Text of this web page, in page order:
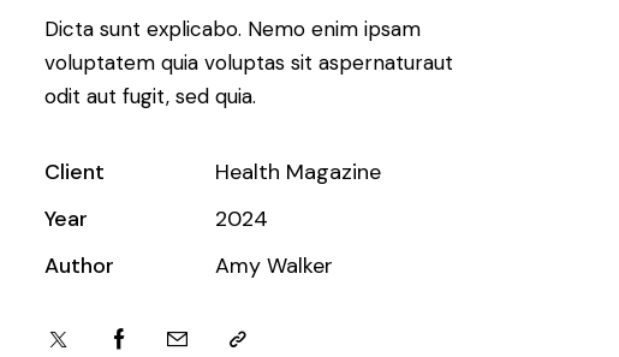
Dicta sunt explicabo. Nemo enim ipsam
voluptatem quia voluptas sit aspernaturaut
odit aut fugit, sed quia.
Client
Health Magazine
Year
2024
Author
Amy Walker